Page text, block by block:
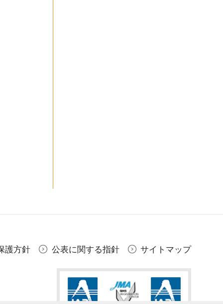
護方針 公表に関する指針 サイトマップ